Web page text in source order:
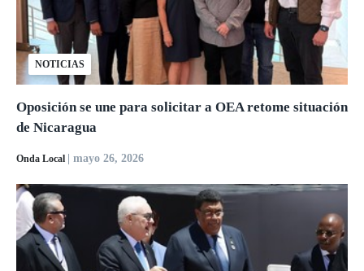
NOTICIAS
Oposición se une para solicitar a OEA retome situación
de Nicaragua
Onda Local | mayo 26, 2026